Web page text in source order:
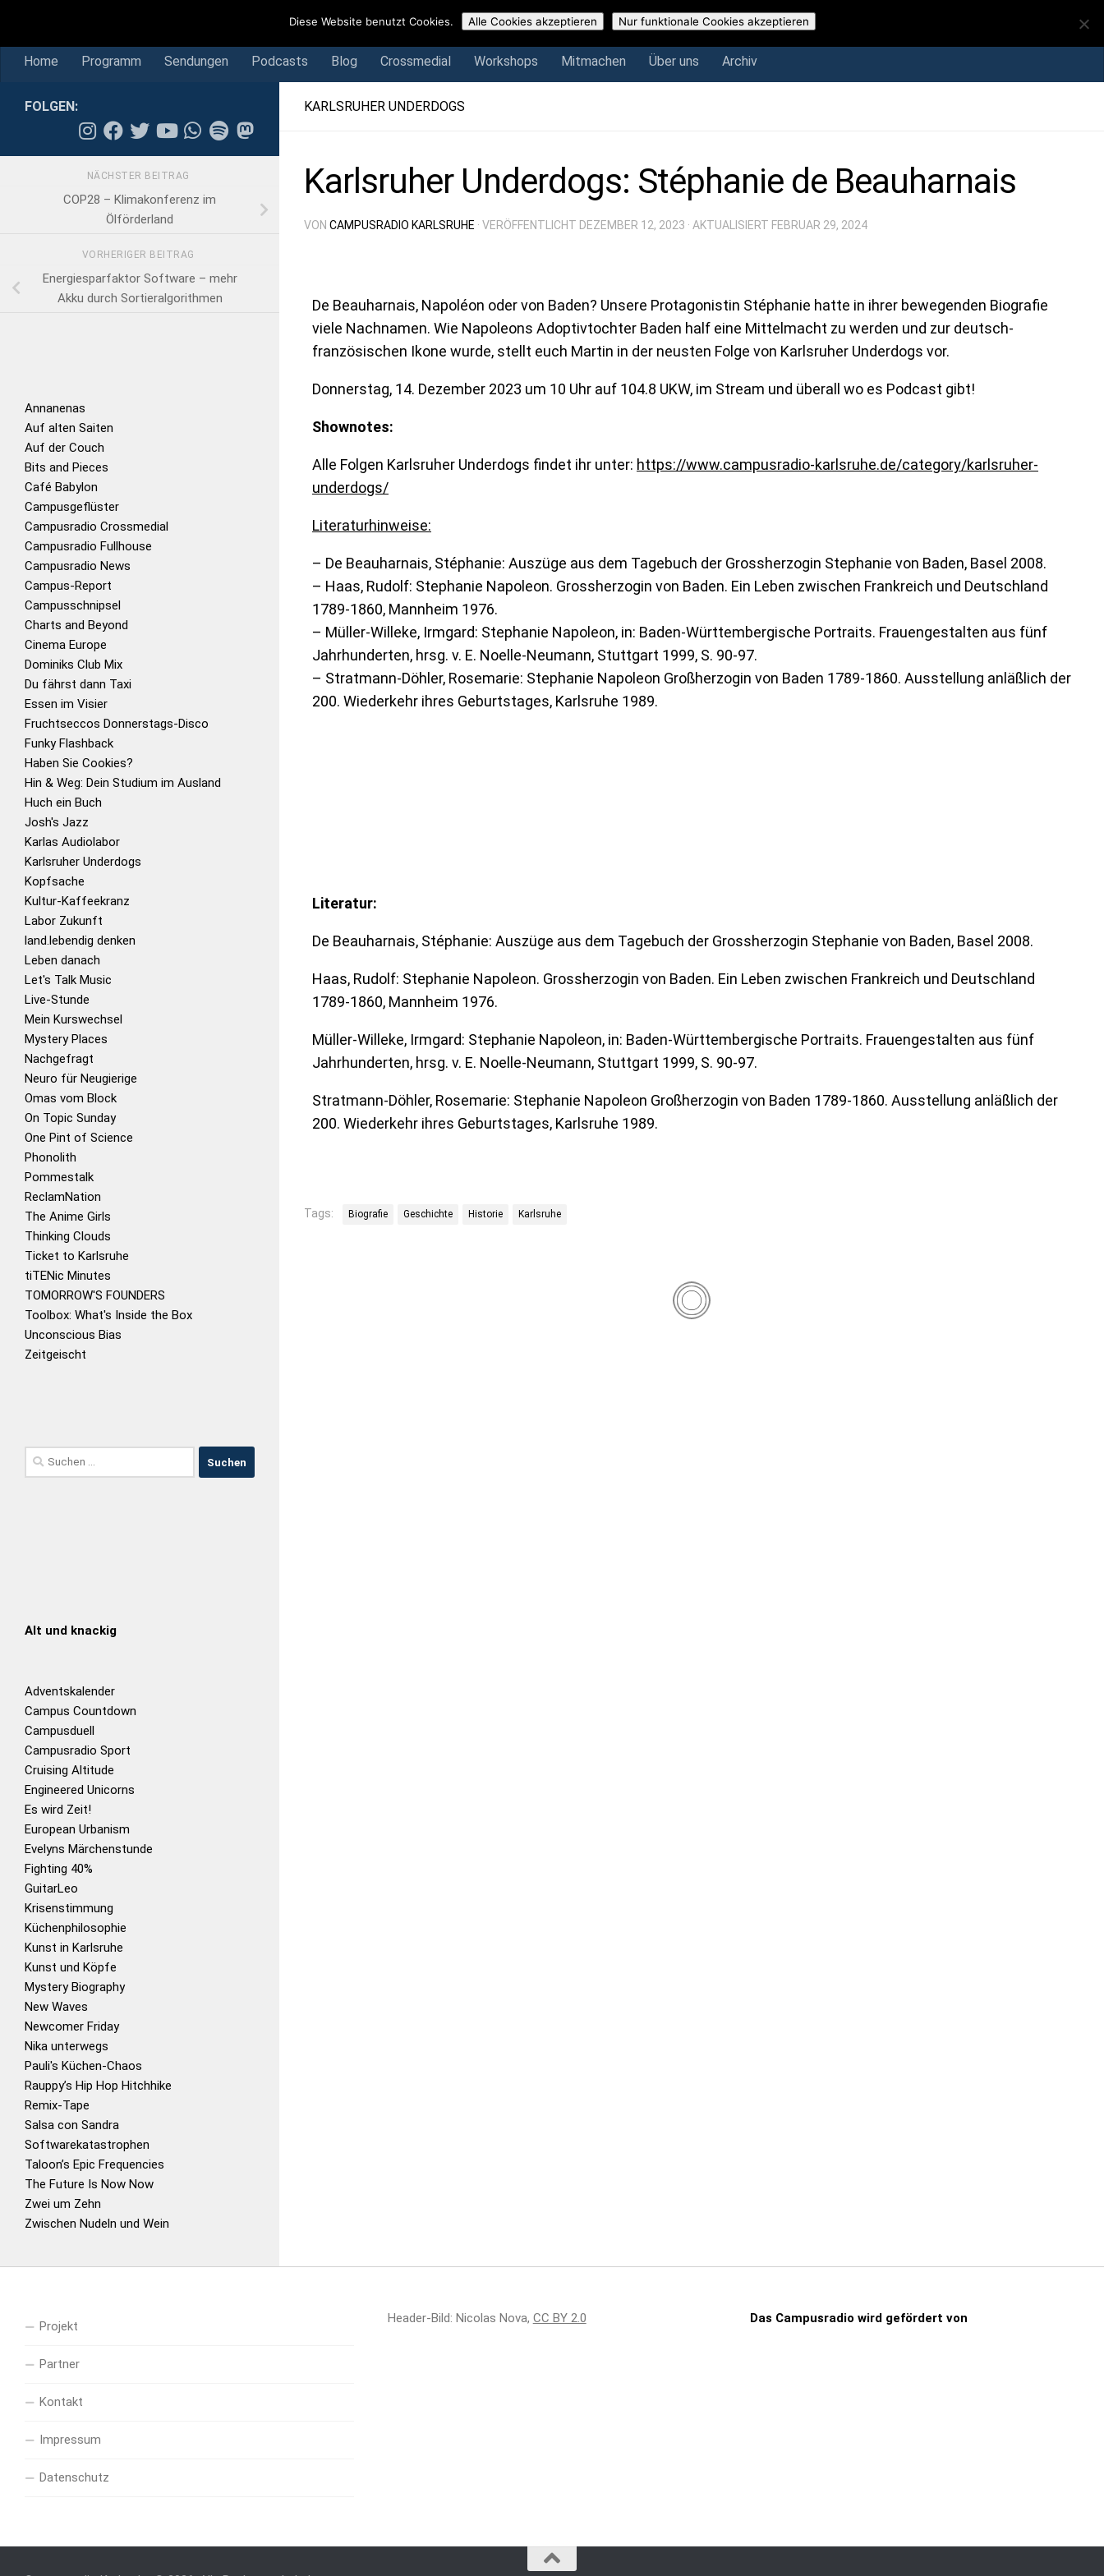
Podcasts Blog Crossmedial Workshops Mitmachen Über uns Archiv
Home Programm Sendungen Podcasts Blog Crossmedial Workshops Mitmachen Über uns Archiv
KARLSRUHER UNDERDOGS
Karlsruher Underdogs: Stéphanie de Beauharnais
VON CAMPUSRADIO KARLSRUHE · VERÖFFENTLICHT DEZEMBER 12, 2023 · AKTUALISIERT FEBRUAR 29, 2024
De Beauharnais, Napoléon oder von Baden? Unsere Protagonistin Stéphanie hatte in ihrer bewegenden Biografie
viele Nachnamen. Wie Napoleons Adoptivtochter Baden half eine Mittelmacht zu werden und zur deutsch-
französischen Ikone wurde, stellt euch Martin in der neusten Folge von Karlsruher Underdogs vor.
Donnerstag, 14. Dezember 2023 um 10 Uhr auf 104.8 UKW, im Stream und überall wo es Podcast gibt!
Shownotes:
Alle Folgen Karlsruher Underdogs findet ihr unter: https://www.campusradio-karlsruhe.de/category/karlsruher-
underdogs/
Literaturhinweise:
– De Beauharnais, Stéphanie: Auszüge aus dem Tagebuch der Grossherzogin Stephanie von Baden, Basel 2008.
– Haas, Rudolf: Stephanie Napoleon. Grossherzogin von Baden. Ein Leben zwischen Frankreich und Deutschland
1789-1860, Mannheim 1976.
– Müller-Willeke, Irmgard: Stephanie Napoleon, in: Baden-Württembergische Portraits. Frauengestalten aus fünf
Jahrhunderten, hrsg. v. E. Noelle-Neumann, Stuttgart 1999, S. 90-97.
– Stratmann-Döhler, Rosemarie: Stephanie Napoleon Großherzogin von Baden 1789-1860. Ausstellung anläßlich der
200. Wiederkehr ihres Geburtstages, Karlsruhe 1989.
Literatur:
De Beauharnais, Stéphanie: Auszüge aus dem Tagebuch der Grossherzogin Stephanie von Baden, Basel 2008.
Haas, Rudolf: Stephanie Napoleon. Grossherzogin von Baden. Ein Leben zwischen Frankreich und Deutschland
1789-1860, Mannheim 1976.
Müller-Willeke, Irmgard: Stephanie Napoleon, in: Baden-Württembergische Portraits. Frauengestalten aus fünf
Jahrhunderten, hrsg. v. E. Noelle-Neumann, Stuttgart 1999, S. 90-97.
Stratmann-Döhler, Rosemarie: Stephanie Napoleon Großherzogin von Baden 1789-1860. Ausstellung anläßlich der
200. Wiederkehr ihres Geburtstages, Karlsruhe 1989.
Tags: Biografie Geschichte Historie Karlsruhe
FOLGEN:
NÄCHSTER BEITRAG
COP28 – Klimakonferenz im
Ölförderland
VORHERIGER BEITRAG
Energiesparfaktor Software – mehr
Akku durch Sortieralgorithmen
Annanenas
Auf alten Saiten
Auf der Couch
Bits and Pieces
Café Babylon
Campusgeflüster
Campusradio Crossmedial
Campusradio Fullhouse
Campusradio News
Campus-Report
Campusschnipsel
Charts and Beyond
Cinema Europe
Dominiks Club Mix
Du fährst dann Taxi
Essen im Visier
Fruchtseccos Donnerstags-Disco
Funky Flashback
Haben Sie Cookies?
Hin & Weg: Dein Studium im Ausland
Huch ein Buch
Josh's Jazz
Karlas Audiolabor
Karlsruher Underdogs
Kopfsache
Kultur-Kaffeekranz
Labor Zukunft
land.lebendig denken
Leben danach
Let's Talk Music
Live-Stunde
Mein Kurswechsel
Mystery Places
Nachgefragt
Neuro für Neugierige
Omas vom Block
On Topic Sunday
One Pint of Science
Phonolith
Pommestalk
ReclamNation
The Anime Girls
Thinking Clouds
Ticket to Karlsruhe
tiTENic Minutes
TOMORROW'S FOUNDERS
Toolbox: What's Inside the Box
Unconscious Bias
Zeitgeischt
Alt und knackig
Adventskalender
Campus Countdown
Campusduell
Campusradio Sport
Cruising Altitude
Engineered Unicorns
Es wird Zeit!
European Urbanism
Evelyns Märchenstunde
Fighting 40%
GuitarLeo
Krisenstimmung
Küchenphilosophie
Kunst in Karlsruhe
Kunst und Köpfe
Mystery Biography
New Waves
Newcomer Friday
Nika unterwegs
Pauli's Küchen-Chaos
Rauppy’s Hip Hop Hitchhike
Remix-Tape
Salsa con Sandra
Softwarekatastrophen
Taloon’s Epic Frequencies
The Future Is Now Now
Zwei um Zehn
Zwischen Nudeln und Wein
Projekt
Partner
Kontakt
Impressum
Datenschutz
Header-Bild: Nicolas Nova, CC BY 2.0 Das Campusradio wird gefördert von
Diese Website benutzt Cookies. Alle Cookies akzeptieren Nur funktionale Cookies akzeptieren